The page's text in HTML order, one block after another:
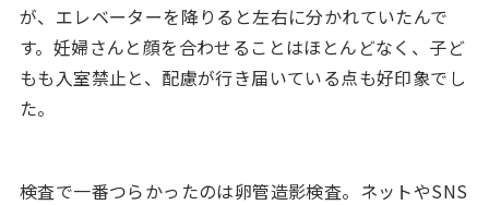
が、エレベーターを降りると左右に分かれていたんで
す。妊婦さんと顔を合わせることはほとんどなく、子ど
もも入室禁止と、配慮が行き届いている点も好印象でし
た。
検査で一番つらかったのは卵管造影検査。ネットやSNS